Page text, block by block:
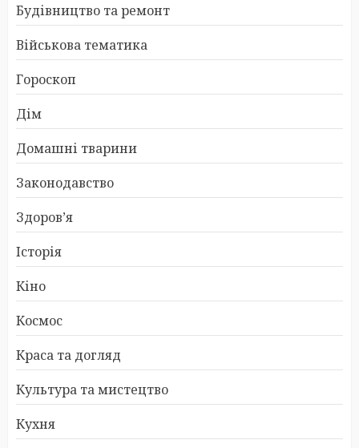
Будівництво та ремонт
Військова тематика
Гороскоп
Дім
Домашні тварини
Законодавство
Здоров’я
Історія
Кіно
Космос
Краса та догляд
Культура та мистецтво
Кухня